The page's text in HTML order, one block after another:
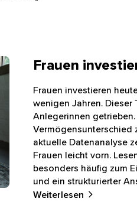
die ein ärmelloses,
Frauen investieren
wenigen Jahren.
Anlegerinnen
aktuelle Datenanalyse
liegen Frauen leicht
besonders häufig zum
Streuung und ein